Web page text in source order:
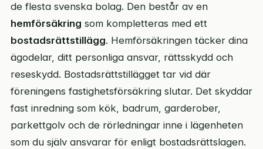
de flesta svenska bolag. Den består av en
hemförsäkring som kompletteras med ett
bostadsrättstillägg. Hemförsäkringen täcker dina
ägodelar, ditt personliga ansvar, rättsskydd och
reseskydd. Bostadsrättstillägget tar vid där
föreningens fastighetsförsäkring slutar. Det skyddar
fast inredning som kök, badrum, garderober,
parkettgolv och de rörledningar inne i lägenheten
som du själv ansvarar för enligt bostadsrättslagen.